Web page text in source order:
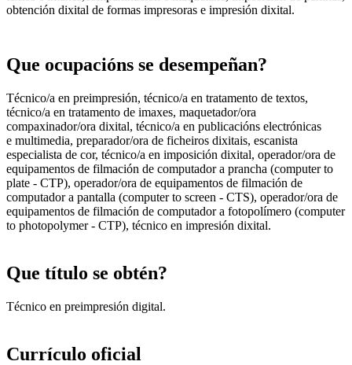
obtención dixital de formas impresoras e impresión dixital.
Que ocupacións se desempeñan?
Técnico/a en preimpresión, técnico/a en tratamento de textos,
técnico/a en tratamento de imaxes, maquetador/ora
compaxinador/ora dixital, técnico/a en publicacións electrónicas
e multimedia, preparador/ora de ficheiros dixitais, escanista
especialista de cor, técnico/a en imposición dixital, operador/ora de
equipamentos de filmación de computador a prancha (computer to
plate - CTP), operador/ora de equipamentos de filmación de
computador a pantalla (computer to screen - CTS), operador/ora de
equipamentos de filmación de computador a fotopolímero (computer
to photopolymer - CTP), técnico en impresión dixital.
Que título se obtén?
Técnico en preimpresión digital.
Currículo oficial